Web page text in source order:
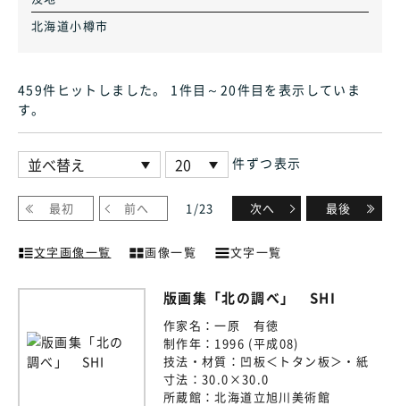
北海道小樽市
459件ヒット しました。 1件目～20件目 を表示していま
す。
件ずつ表示
最初 前へ 1 /23 次へ 最後
文字画像一覧 画像一覧 文字一覧
版画集「北の調べ」 SHI
作家名：一原 有徳
制作年： 1996 (平成08)
技法・材質： 凹板＜トタン板＞・紙
寸法： 30.0×30.0
所蔵館：北海道立旭川美術館